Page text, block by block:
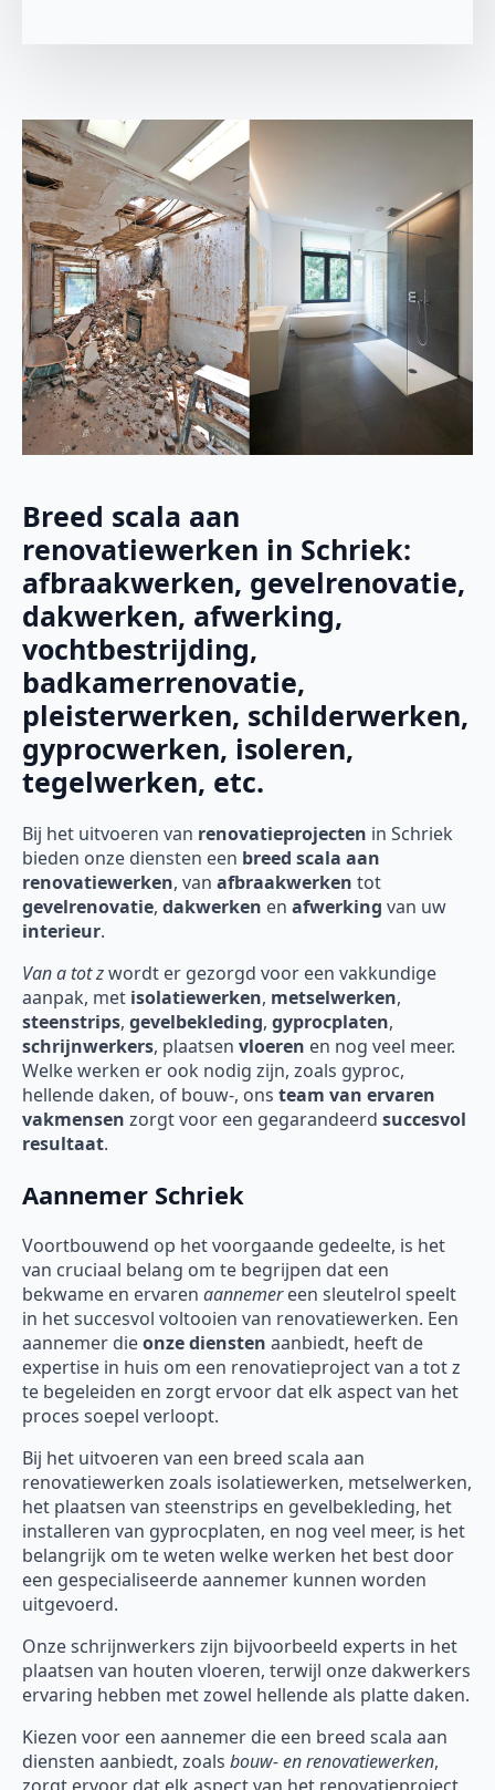
Breed scala aan
renovatiewerken in Schriek:
afbraakwerken, gevelrenovatie,
dakwerken, afwerking,
vochtbestrijding,
badkamerrenovatie,
pleisterwerken, schilderwerken,
gyprocwerken, isoleren,
tegelwerken, etc.
Bij het uitvoeren van renovatieprojecten in Schriek
bieden onze diensten een breed scala aan
renovatiewerken, van afbraakwerken tot
gevelrenovatie, dakwerken en afwerking van uw
interieur.
Van a tot zwordt er gezorgd voor een vakkundige
aanpak, met isolatiewerken, metselwerken,
steenstrips, gevelbekleding, gyprocplaten,
schrijnwerkers, plaatsen vloeren en nog veel meer.
Welke werken er ook nodig zijn, zoals gyproc,
hellende daken, of bouw-, ons team van ervaren
vakmensen zorgt voor een gegarandeerd succesvol
resultaat.
Aannemer Schriek
Voortbouwend op het voorgaande gedeelte, is het
van cruciaal belang om te begrijpen dat een
bekwame en ervaren aannemereen sleutelrol speelt
in het succesvol voltooien van renovatiewerken. Een
aannemer dieonze diensten aanbiedt, heeft de
expertise in huis om een renovatieproject van a tot z
te begeleiden en zorgt ervoor dat elk aspect van het
proces soepel verloopt.
Bij het uitvoeren van een breed scala aan
renovatiewerken zoals isolatiewerken, metselwerken,
het plaatsen van steenstrips en gevelbekleding, het
installeren van gyprocplaten, en nog veel meer, is het
belangrijk om te weten welke werken het best door
een gespecialiseerde aannemer kunnen worden
uitgevoerd.
Onze schrijnwerkers zijn bijvoorbeeld experts in het
plaatsen van houten vloeren, terwijl onze dakwerkers
ervaring hebben met zowel hellende als platte daken.
Kiezen voor een aannemer die een breed scala aan
diensten aanbiedt, zoals bouw- en renovatiewerken,